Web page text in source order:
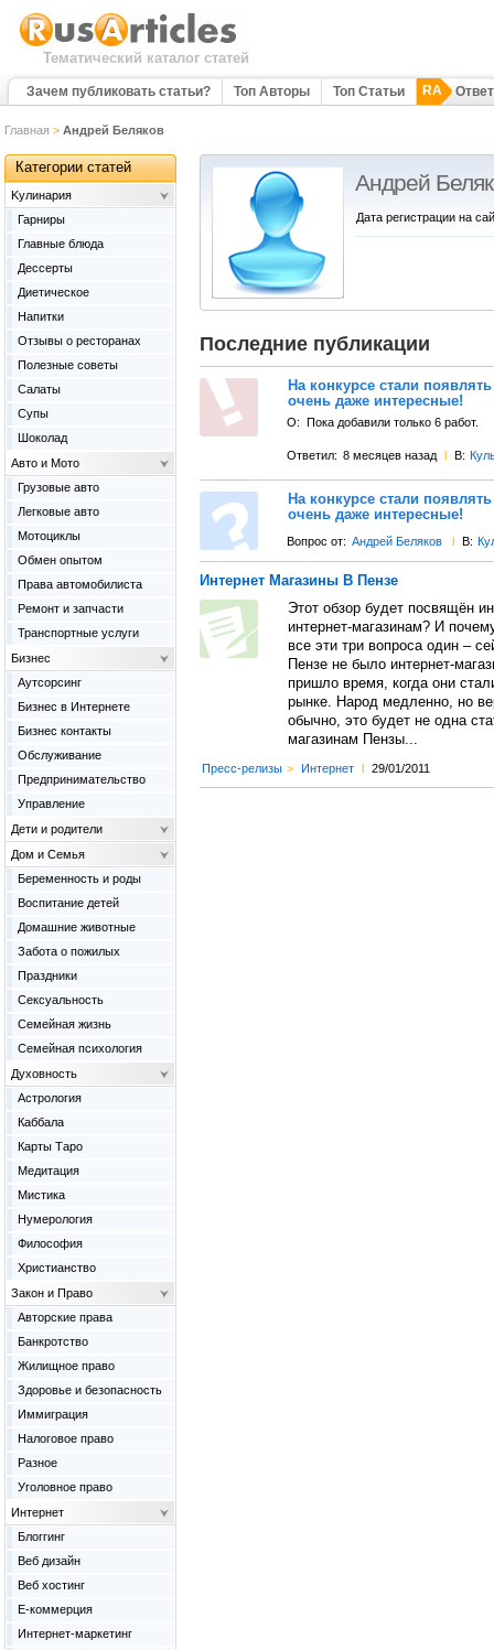
Тематический каталог статей
Зачем публиковать статьи? Топ Авторы Топ Статьи RA
Главная > Андрей Беляков
Андрей
Дата регистрации на
Последние публикации
На конкурсе стали
очень даже интересные!
О: Пока добавили только 6 работ.
Ответил: 8 месяцев назад l В:
На конкурсе стали
очень даже интересные!
Вопрос от: Андрей Беляков l В:
Интернет Магазины В Пензе
Этот обзор будет посвящён
интернет-магазинам? И
все эти три вопроса один –
Пензе не было интернет-
пришло время, когда они
рынке. Народ медленно, но
обычно, это будет не одна
магазинам Пензы...
Пресс-релизы > Интернет l 29/01/2011
Категории статей
Kулинария
Гарниры
Главные блюда
Дессерты
Диетическое
Напитки
Отзывы о ресторанах
Полезные советы
Салаты
Супы
Шоколад
Авто и Мото
Грузовые авто
Легковые авто
Мотоциклы
Обмен опытом
Права автомобилиста
Ремонт и запчасти
Транспортные услуги
Бизнес
Аутсорсинг
Бизнес в Интернете
Бизнес контакты
Обслуживание
Предпринимательство
Управление
Дети и родители
Дом и Семья
Беременность и роды
Воспитание детей
Домашние животные
Забота о пожилых
Праздники
Сексуальность
Семейная жизнь
Семейная психология
Духовность
Астрология
Каббала
Карты Таро
Медитация
Мистика
Нумерология
Философия
Христианство
Закон и Право
Авторские права
Банкротство
Жилищное право
Здоровье и безопасность
Иммиграция
Налоговое право
Разное
Уголовное право
Интернет
Блоггинг
Веб дизайн
Веб хостинг
Е-коммерция
Интернет-маркетинг